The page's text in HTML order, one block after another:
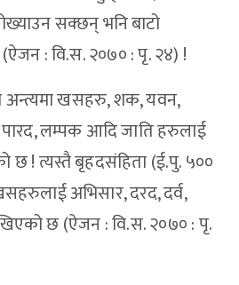
सक्छन् भनि बाटो
: वि.स. २०७० : पृ. २४) !
अन्त्यमा खसहरु, शक, यवन,
पारद, लम्पक आदि जाति हरुलाई
छ ! त्यस्तै बृहदसंहिता (ई.पु. ५००
अभिसार, दरद, दर्व,
छ (ऐजन : वि.स. २०७० : पृ.